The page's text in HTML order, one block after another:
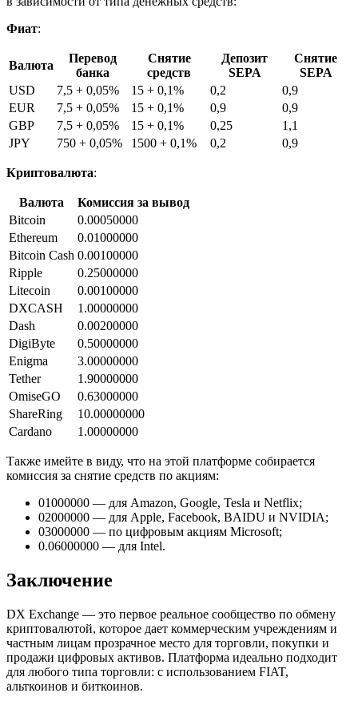
Фиат:
Валюта
Перевод
банка
Снятие
средств
Депозит
SEPA
Снятие
SEPA
USD
7,5 + 0,05% 15 + 0,1% 0,2
0,9
EUR
7,5 + 0,05% 15 + 0,1% 0,9
0,9
GBP
7,5 + 0,05% 15 + 0,1% 0,25
1,1
JPY
750 + 0,05% 1500 + 0,1% 0,2 0,9
Криптовалюта:
Валюта
Комиссия за вывод
Bitcoin
0.00050000
Ethereum
0.01000000
Bitcoin Cash 0.00100000
Ripple
0.25000000
Litecoin
0.00100000
DXCASH
1.00000000
Dash
0.00200000
DigiByte
0.50000000
Enigma
3.00000000
Tether
1.90000000
OmiseGO
0.63000000
ShareRing
10.00000000
Cardano
1.00000000
Также имейте в виду, что на этой платформе собирается
комиссия за снятие средств по акциям:
01000000 — для Amazon, Google, Tesla и Netflix;
02000000 — для Apple, Facebook, BAIDU и NVIDIA;
03000000 — по цифровым акциям Microsoft;
0.06000000 — для Intel.
Заключение
DX Exchange — это первое реальное сообщество по обмену
криптовалютой, которое дает коммерческим учреждениям и
частным лицам прозрачное место для торговли, покупки и
продажи цифровых активов. Платформа идеально подходит
для любого типа торговли: с использованием FIAT,
альткоинов и биткоинов.